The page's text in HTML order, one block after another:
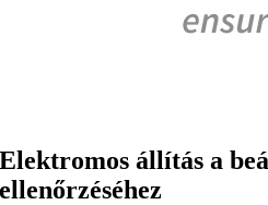
Elektromos állítás a
ellenőrzéséhez